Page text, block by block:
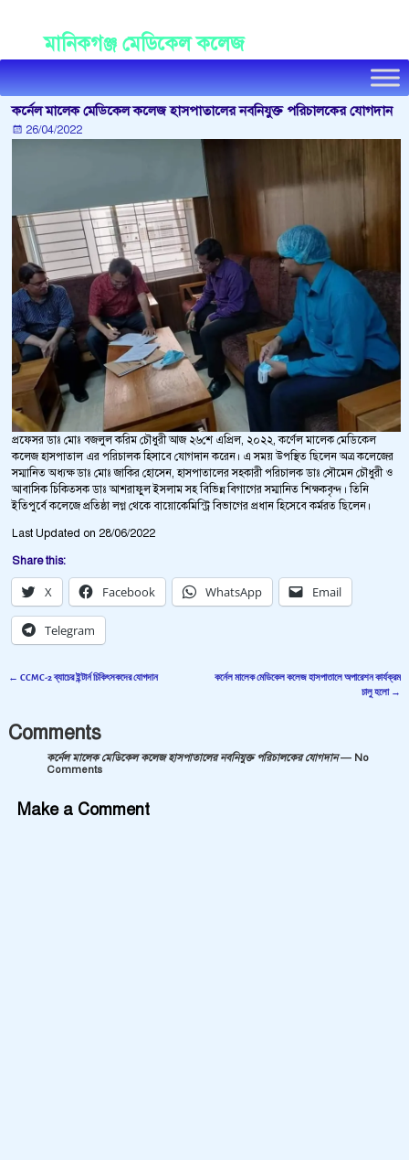
মানিকগঞ্জ মেডিকেল কলেজ
কর্নেল মালেক মেডিকেল কলেজ হাসপাতালের নবনিযুক্ত পরিচালকের যোগদান
26/04/2022
প্রফেসর ডাঃ মোঃ বজলুল করিম চৌধুরী আজ ২৬শে এপ্রিল, ২০২২, কর্ণেল মালেক মেডিকেল
কলেজ হাসপাতাল এর পরিচালক হিসাবে যোগদান করেন। এ সময় উপস্থিত ছিলেন অত্র কলেজের
সম্মানিত অধ্যক্ষ ডাঃ মোঃ জাকির হোসেন, হাসপাতালের সহকারী পরিচালক ডাঃ সৌমেন চৌধুরী ও
আবাসিক চিকিতসক ডাঃ আশরাফুল ইসলাম সহ বিভিন্ন বিগাগের সম্মানিত শিক্ষকবৃন্দ। তিনি
ইতিপুর্বে কলেজে প্রতিষ্ঠা লগ্ন থেকে বায়োকেমিস্ট্রি বিভাগের প্রধান হিসেবে কর্মরত ছিলেন।
Last Updated on 28/06/2022
Share this:
X Facebook WhatsApp Email
Telegram
← CCMC-2 ব্যাচের ইন্টার্ন চিকিৎসকদের যোগদান
কর্নেল মালেক মেডিকেল কলেজ হাসপাতালে অপারেশন কার্যক্রম
চালু হলো →
Comments
কর্নেল মালেক মেডিকেল কলেজ হাসপাতালের নবনিযুক্ত পরিচালকের যোগদান— No
Comments
Make a Comment